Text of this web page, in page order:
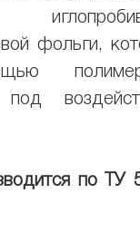
фольги,
по ТУ